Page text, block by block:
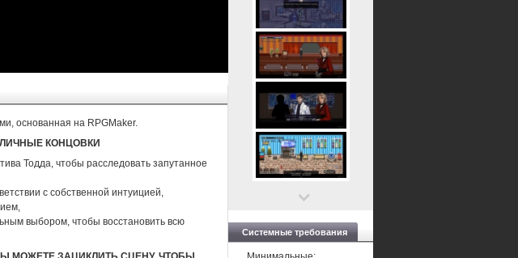
основанная на RPGMaker.
КОНЦОВКИ
Тодда, чтобы расследовать запутанное
с собственной интуицией,
выбором, чтобы восстановить всю
Системные требования